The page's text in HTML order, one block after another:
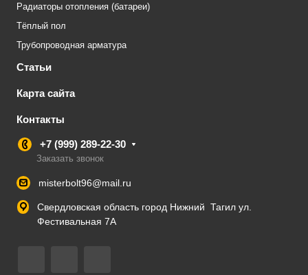
Радиаторы отопления (батареи)
Тёплый пол
Трубопроводная арматура
Статьи
Карта сайта
Контакты
+7 (999) 289-22-30
Заказать звонок
misterbolt96@mail.ru
Свердловская область город Нижний Тагил ул.
Фестивальная 7А